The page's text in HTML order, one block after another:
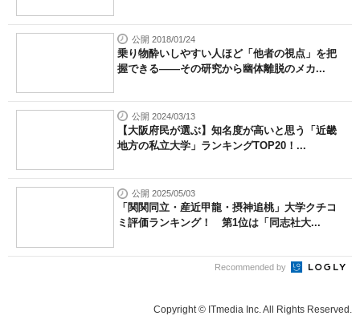
公開 2018/01/24
乗り物酔いしやすい人ほど「他者の視点」を把
握できる――その研究から幽体離脱のメカ...
公開 2024/03/13
【大阪府民が選ぶ】知名度が高いと思う「近畿
地方の私立大学」ランキングTOP20！...
公開 2025/05/03
「関関同立・産近甲龍・摂神追桃」大学クチコ
ミ評価ランキング！ 第1位は「同志社大...
Recommended by
Copyright © ITmedia Inc. All Rights Reserved.